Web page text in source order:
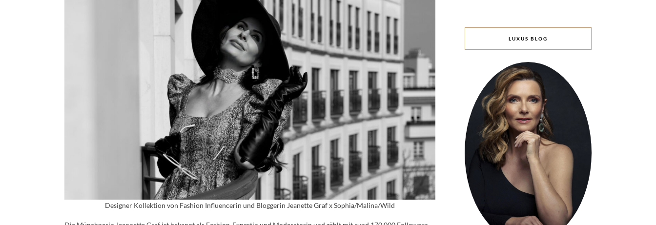
Designer Kollektion von Fashion Influencerin und Bloggerin Jeanette Graf x Sophia/Malina/Wild
LUXUS BLOG